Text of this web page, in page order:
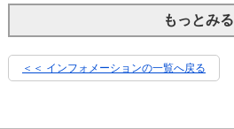
もっとみる
＜＜ インフォメーションの一覧へ戻る